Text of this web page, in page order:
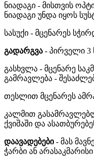
ნიადაგი - მისთვის
ნიადაგი უნდა იყოს
სასუქი - მცენარეს
გადარგვა - პირველი 3
გასხვლა - მცენარე
გამრავლება -
თესლით მცენარეს
კალმით
ქვიშაში და
დაავადებები- მას
ჭარბი ან